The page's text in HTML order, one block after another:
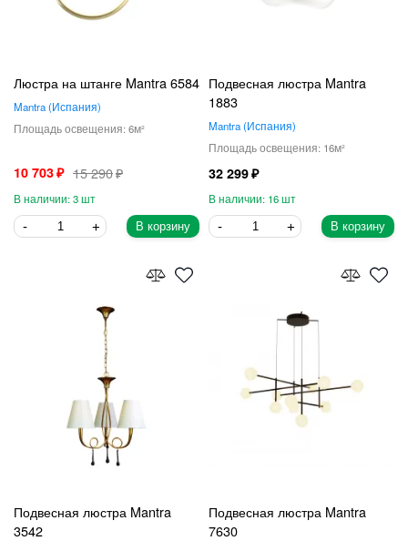
Люстра на штанге Mantra 6584
Mantra Испания
6
10 703 15 290
3
В корзину
Подвесная люстра Mantra
1883
Mantra Испания
16
32 299
16
В корзину
Подвесная люстра Mantra
3542
Подвесная люстра Mantra
7630